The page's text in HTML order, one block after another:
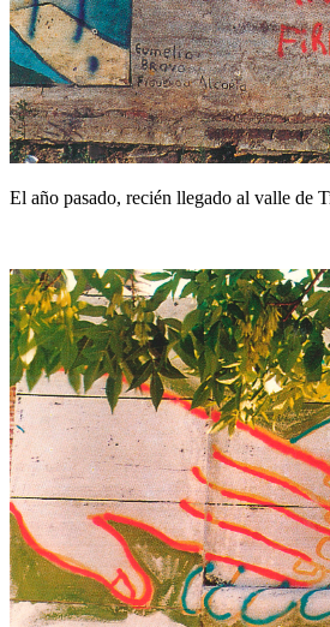
El año pasado, recién llegado al valle de